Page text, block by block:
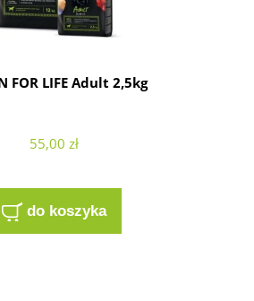
FOR LIFE Adult 2,5kg
55,00 zł
do koszyka